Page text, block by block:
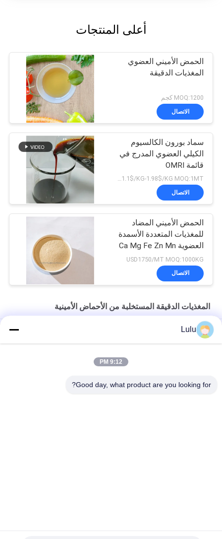
أعلى المنتجات
الحمض الأميني العضوي
المغذيات الدقيقة
MOQ:1200 كجم
الاتصال
سماد بورون الكالسيوم
الكيلي العضوي المدرج في
قائمة OMRI
USD 1.1$/KG-1.98$/KG MOQ:1MT
الاتصال
الحمض الأميني المضاد
للمغذيات المتعددة الأسمدة
العضوية Ca Mg Fe Zn Mn
Cu B Mo
USD1750/MT MOQ:1000KG
الاتصال
المغذيات الدقيقة المستخلبة من الأحماض الأمينية
حمض أميني كلات مسحوق الكالسيوم سماد عضوي لجميع المحاصيل
العناصر الشديدة
Lulu
9:12 PM
Good day, what product are you looking for?